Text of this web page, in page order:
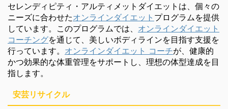
セレンディピティ・アルティメットダイエットは、個々の
ニーズに合わせたオンラインダイエット プログラムを提供
しています。このプログラムでは、 オンラインダイエット
コーチングを通じて、美しいボディラインを目指す支援を
行っています。 オンラインダイエット コーチが、健康的
かつ効果的な体重管理をサポートし、理想の体型達成を目
指します。
安芸リサイクル